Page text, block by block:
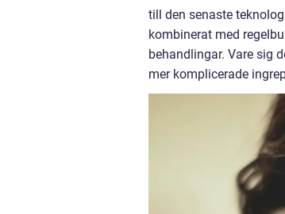
till den senaste
kombinerat med
behandlingar. Vare sig
mer komplicerade